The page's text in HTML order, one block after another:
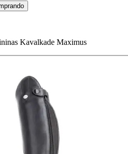
Kavalkade Maximus